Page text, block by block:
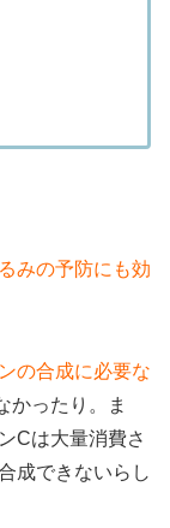
みの予防にも効
の合成に必要な
かったり。ま
Cは大量消費さ
成できないらし